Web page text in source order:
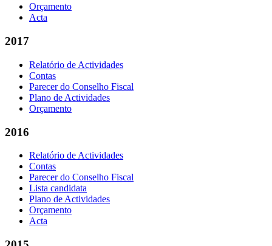
Orçamento
Acta
2017
Relatório de Actividades
Contas
Parecer do Conselho Fiscal
Plano de Actividades
Orçamento
2016
Relatório de Actividades
Contas
Parecer do Conselho Fiscal
Lista candidata
Plano de Actividades
Orçamento
Acta